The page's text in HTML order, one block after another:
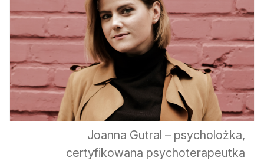
Joanna Gutral – psycholożka,
certyfikowana psychoterapeutka